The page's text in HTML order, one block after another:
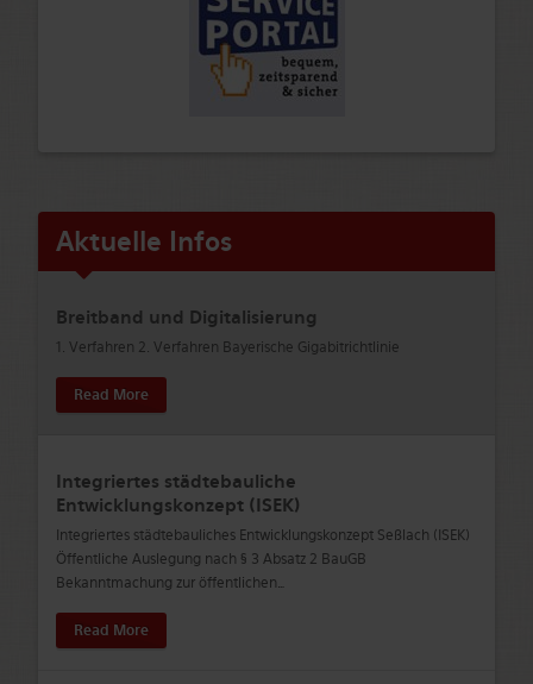
Aktuelle Infos
Breitband und Digitalisierung
1. Verfahren 2. Verfahren Bayerische Gigabitrichtlinie
Read More
Integriertes städtebauliche
Entwicklungskonzept (ISEK)
Integriertes städtebauliches Entwicklungskonzept Seßlach (ISEK)
Öffentliche Auslegung nach § 3 Absatz 2 BauGB
Bekanntmachung zur öffentlichen…
Read More